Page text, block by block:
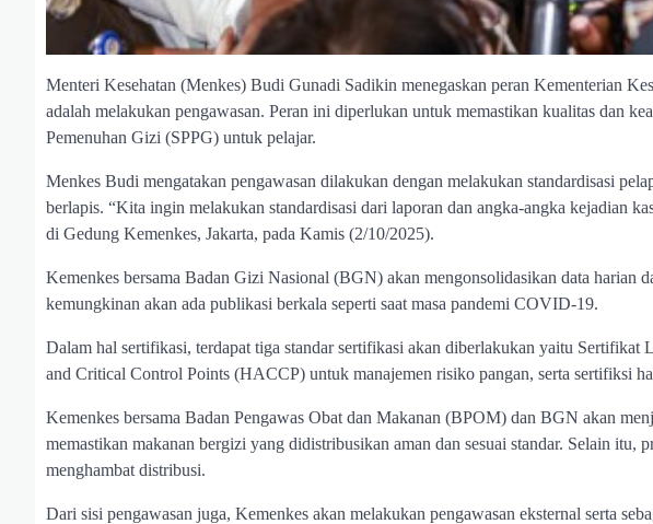
Menteri Kesehatan (Menkes) Budi Gunadi Sadikin menegaskan peran Kementerian
adalah melakukan pengawasan. Peran ini diperlukan untuk memastikan kualitas dan
Pemenuhan Gizi (SPPG) untuk pelajar.
Menkes Budi mengatakan pengawasan dilakukan dengan melakukan standardisasi
berlapis. “Kita ingin melakukan standardisasi dari laporan dan angka-angka kejadian
di Gedung Kemenkes, Jakarta, pada Kamis (2/10/2025).
Kemenkes bersama Badan Gizi Nasional (BGN) akan mengonsolidasikan data harian
kemungkinan akan ada publikasi berkala seperti saat masa pandemi COVID-19.
Dalam hal sertifikasi, terdapat tiga standar sertifikasi akan diberlakukan yaitu
and Critical Control Points (HACCP) untuk manajemen risiko pangan, serta sertifiksi
Kemenkes bersama Badan Pengawas Obat dan Makanan (BPOM) dan BGN akan
memastikan makanan bergizi yang didistribusikan aman dan sesuai standar. Selain itu,
menghambat distribusi.
Dari sisi pengawasan juga, Kemenkes akan melakukan pengawasan eksternal serta